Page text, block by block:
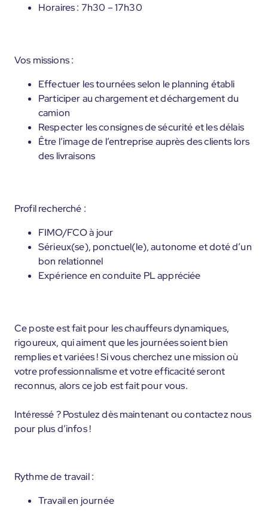
Horaires : 7h30 – 17h30
Vos missions :
Effectuer les tournées selon le planning établi
Participer au chargement et déchargement du
camion
Respecter les consignes de sécurité et les délais
Être l’image de l’entreprise auprès des clients lors
des livraisons
Profil recherché :
FIMO/FCO à jour
Sérieux(se), ponctuel(le), autonome et doté d’un
bon relationnel
Expérience en conduite PL appréciée
Ce poste est fait pour les chauffeurs dynamiques,
rigoureux, qui aiment que les journées soient bien
remplies et variées ! Si vous cherchez une mission où
votre professionnalisme et votre efficacité seront
reconnus, alors ce job est fait pour vous.
Intéressé ? Postulez dès maintenant ou contactez nous
pour plus d’infos !
Rythme de travail :
Travail en journée